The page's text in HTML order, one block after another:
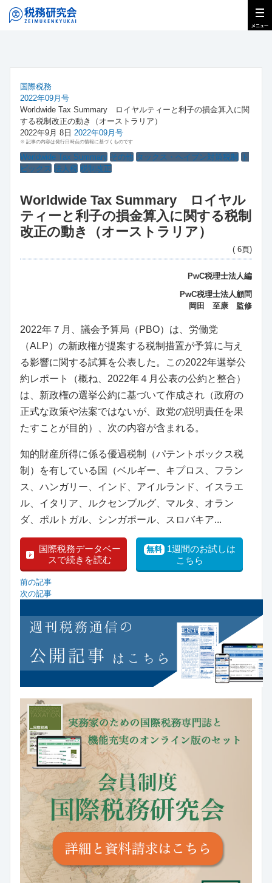
国際税務
2022年09月号
Worldwide Tax Summary ロイヤルティーと利子の損金算入に関
する税制改正の動き（オーストラリア）
2022年9月 8日 2022年09月号
※ 記事の内容は発行日時点の情報に基づくものです
Worldwide Tax Summary その他 タックス・ヘイブン対策税制
ト
ピックス 法人税 税制改正
Worldwide Tax Summary ロイヤル
ティーと利子の損金算入に関する税制
改正の動き（オーストラリア）
( 6頁)
PwC税理士法人編
PwC税理士法人顧問
岡田 至康 監修
2022年７月、議会予算局（PBO）は、労働党
（ALP）の新政権が提案する税制措置が予算に与え
る影響に関する試算を公表した。この2022年選挙公
約レポート（概ね、2022年４月公表の公約と整合）
は、新政権の選挙公約に基づいて作成され（政府の
正式な政策や法案ではないが、政党の説明責任を果
たすことが目的）、次の内容が含まれる。
知的財産所得に係る優遇税制（パテントボックス税
制）を有している国（ベルギー、キプロス、フラン
ス、ハンガリー、インド、アイルランド、イスラエ
ル、イタリア、ルクセンブルグ、マルタ、オラン
ダ、ポルトガル、シンガポール、スロバキア...
国際税務データベー
スで続きを読む
無料 1週間のお試しは
こちら
前の記事
次の記事